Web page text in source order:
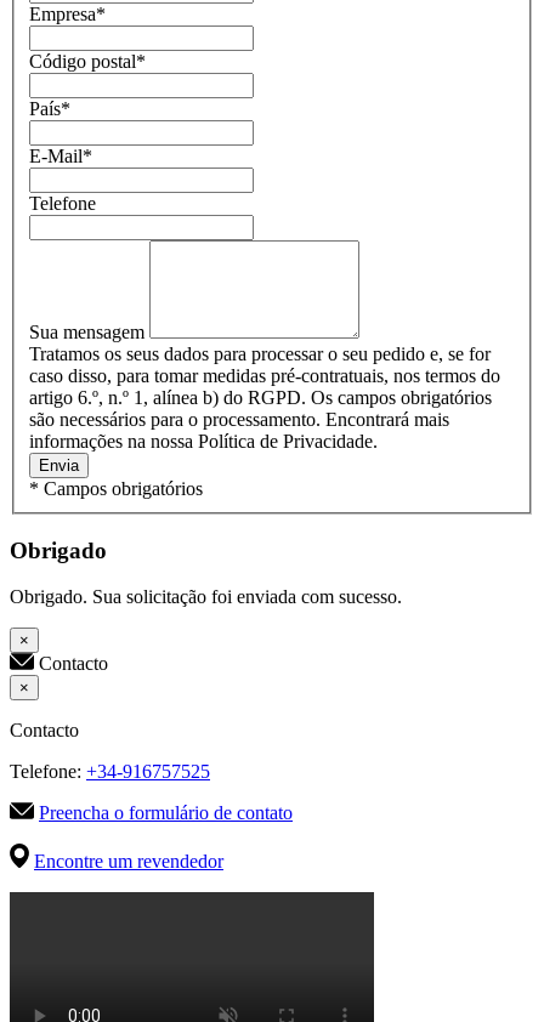
Empresa*
Código postal*
País*
E-Mail*
Telefone
Sua mensagem
Tratamos os seus dados para processar o seu pedido e, se for
caso disso, para tomar medidas pré-contratuais, nos termos do
artigo 6.º, n.º 1, alínea b) do RGPD. Os campos obrigatórios
são necessários para o processamento. Encontrará mais
informações na nossa Política de Privacidade.
Envia
* Campos obrigatórios
Obrigado
Obrigado. Sua solicitação foi enviada com sucesso.
×
Contacto
×
Contacto
Telefone: +34-916757525
Preencha o formulário de contato
Encontre um revendedor